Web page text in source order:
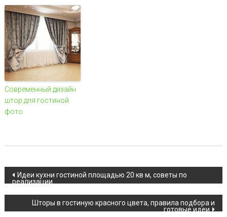
Современный дизайн
штор для гостиной
фото
Навигация по записи
Идеи кухни гостиной площадью 20 кв м, советы по
реализации
Шторы в гостиную красного цвета, правила подбора и
готовые идеи